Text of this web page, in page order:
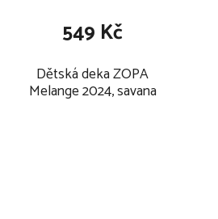
Dětská deka ZOPA
Melange 2024, savana
549 Kč